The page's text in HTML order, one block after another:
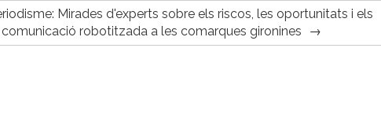
Mirades d'experts sobre els riscos, les oportunitats i els
robotitzada a les comarques gironines